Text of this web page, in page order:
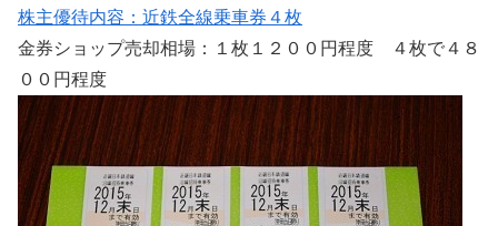
株主優待内容：近鉄全線乗車券４枚
金券ショップ売却相場：１枚１２００円程度 ４枚で４８
００円程度